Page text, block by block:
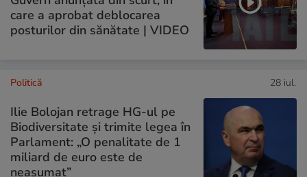
care a aprobat deblocarea
posturilor din sănătate | VIDEO
Politică 28 iul.
Ilie Bolojan retrage HG-ul pe
Biodiversitate și trimite legea în
Parlament: „O penalitate de 1
miliard de euro este de
neasumat”